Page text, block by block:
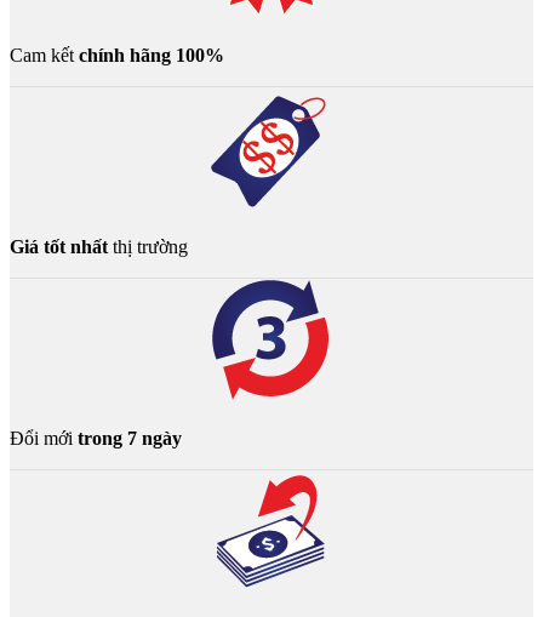
Cam kết chính hãng 100%
Giá tốt nhất thị trường
Đổi mới trong 7 ngày